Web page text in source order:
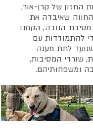
החזון של קרן-אור,
שאיבדה את
הנובה, הקמנו
להתמודדות עם
לתת מענה
שורדי המסיבות,
ומשפחותיהם.